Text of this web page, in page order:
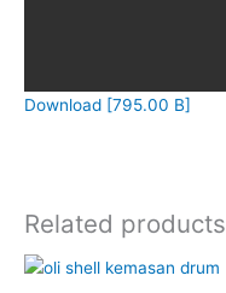
Download [795.00 B]
Related products